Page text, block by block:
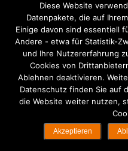
THEMEN: BUCHTIPP
FRAUEN
Buchtipp
© Copyright 2026
Softworks
Diese Website
Datenpakete, die auf
Einige davon sind essentiell
Andere - etwa für Statistik-
und Ihre Nutzererfahrung
Cookies von
Ablehnen deaktivieren.
Datenschutz finden Sie auf
die Website weiter nutzen,
Akzeptieren